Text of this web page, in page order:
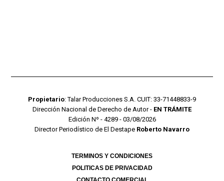
Propietario: Talar Producciones S.A. CUIT: 33-71448833-9
Dirección Nacional de Derecho de Autor - EN TRÁMITE
Edición Nº - 4289 - 03/08/2026
Director Periodístico de El Destape Roberto Navarro
TERMINOS Y CONDICIONES
POLITICAS DE PRIVACIDAD